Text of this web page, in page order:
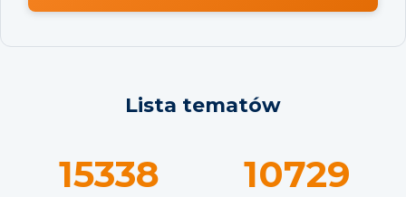
Lista tematów
15338 10729